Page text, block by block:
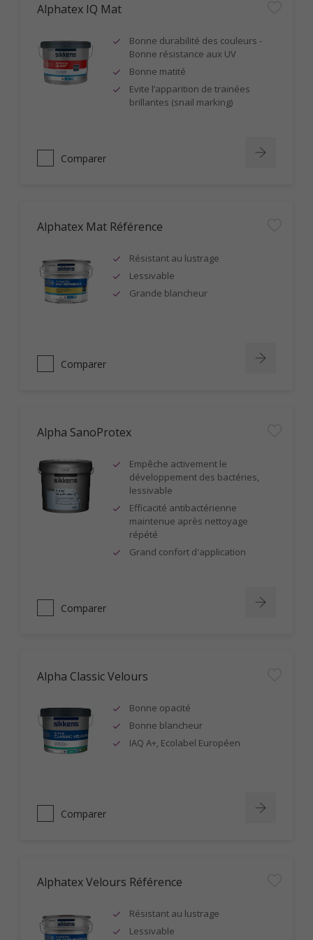
Alphatex IQ Mat
Bonne durabilité des couleurs -
Bonne résistance aux UV
Bonne matité
Evite l’apparition de trainées
brillantes (snail marking)
Comparer
Alphatex Mat Référence
Résistant au lustrage
Lessivable
Grande blancheur
Comparer
Alpha SanoProtex
Empêche activement le
développement des bactéries,
lessivable
Efficacité antibactérienne
maintenue après nettoyage
répété
Grand confort d'application
Comparer
Alpha Classic Velours
Bonne opacité
Bonne blancheur
IAQ A+, Ecolabel Européen
Comparer
Alphatex Velours Référence
Résistant au lustrage
Lessivable